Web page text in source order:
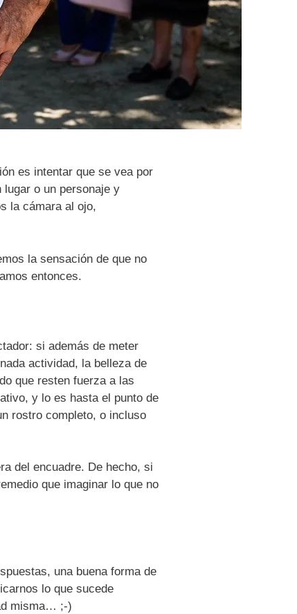
es intentar que se vea por
o un personaje y
la cámara al ojo,
la sensación de que no
entonces.
si además de meter
actividad, la belleza de
que resten fuerza a las
y lo es hasta el punto de
rostro completo, o incluso
del encuadre. De hecho, si
que imaginar lo que no
una buena forma de
lo que sucede
misma… ;-)